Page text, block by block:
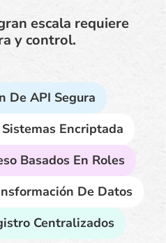
escala requiere
y control.
De API Segura
Encriptada
Basados En Roles
De Datos
Centralizados